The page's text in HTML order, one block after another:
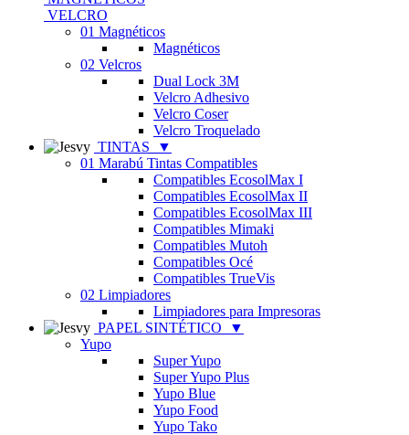
VELCRO
01 Magnéticos
Magnéticos
02 Velcros
Dual Lock 3M
Velcro Adhesivo
Velcro Coser
Velcro Troquelado
TINTAS
▼
01 Marabú Tintas Compatibles
Compatibles EcosolMax I
Compatibles EcosolMax II
Compatibles EcosolMax III
Compatibles Mimaki
Compatibles Mutoh
Compatibles Océ
Compatibles TrueVis
02 Limpiadores
Limpiadores para Impresoras
PAPEL SINTÉTICO
▼
Yupo
Super Yupo
Super Yupo Plus
Yupo Blue
Yupo Food
Yupo Tako